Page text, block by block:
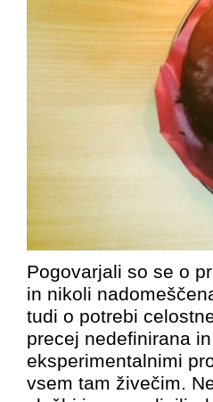
Pogovarjali so se o
in nikoli
tudi o potrebi
precej nedefinirana
eksperimentalnimi
vsem tam živečim.